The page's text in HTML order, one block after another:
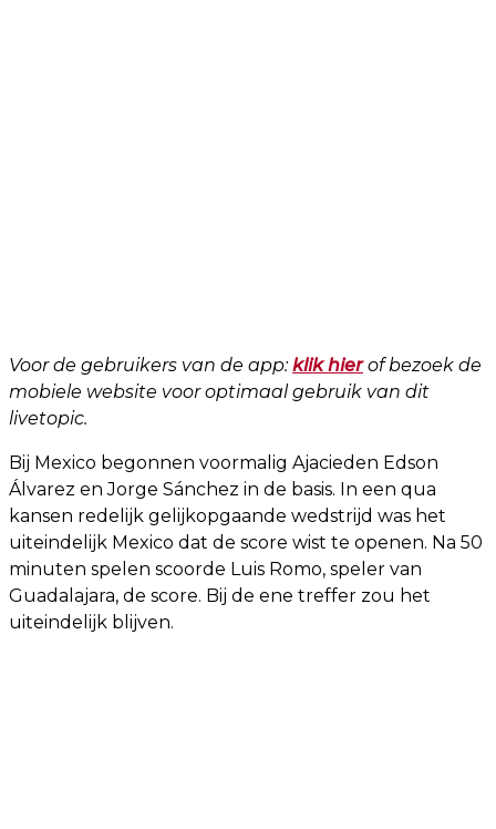
Voor de gebruikers van de app:klik hierof bezoek de
mobiele website voor optimaal gebruik van dit
livetopic.
Bij Mexico begonnen voormalig Ajacieden Edson
Álvarez en Jorge Sánchez in de basis. In een qua
kansen redelijk gelijkopgaande wedstrijd was het
uiteindelijk Mexico dat de score wist te openen. Na 50
minuten spelen scoorde Luis Romo, speler van
Guadalajara, de score. Bij de ene treffer zou het
uiteindelijk blijven.